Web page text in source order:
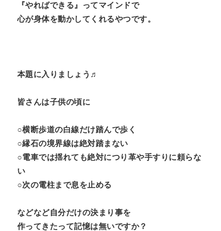
『やればできる』ってマインドで
心が身体を動かしてくれるやつです。
本題に入りましょう♬
皆さんは子供の頃に
○横断歩道の白線だけ踏んで歩く
○縁石の境界線は絶対踏まない
○電車では揺れても絶対につり革や手すりに頼らな
い
○次の電柱まで息を止める
などなど自分だけの決まり事を
作ってきたって記憶は無いですか？